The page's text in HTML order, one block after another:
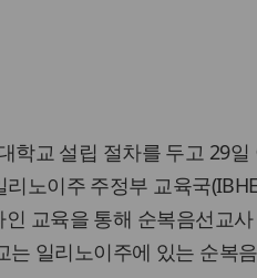
학교 설립 절차를 두고 29일
노이주 주정부 교육국
교육을 통해 순복음선교사
일리노이주에 있는 순복